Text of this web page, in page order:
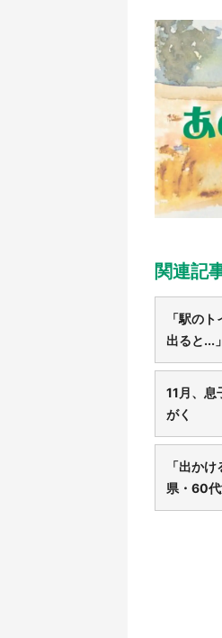
関連記
「駅の
出ると...」
11月、息
がく
「出か
県・60